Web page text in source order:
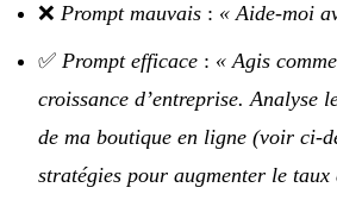
❌ Prompt mauvais : « Aide-moi
✅ Prompt efficace : « Agis
croissance d’entreprise. Analyse
de ma boutique en ligne (voir ci-
stratégies pour augmenter le taux